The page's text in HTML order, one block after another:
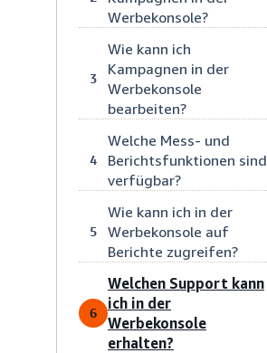
Werbekonsole?
3
Wie kann ich
Kampagnen in der
Werbekonsole
bearbeiten?
4
Welche Mess- und
Berichtsfunktionen sind
verfügbar?
5
Wie kann ich in der
Werbekonsole auf
Berichte zugreifen?
6
Welchen Support kann
ich in der
Werbekonsole
erhalten?